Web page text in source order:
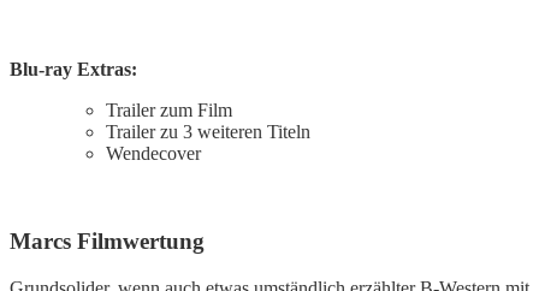
Blu-ray Extras:
Trailer zum Film
Trailer zu 3 weiteren Titeln
Wendecover
Marcs Filmwertung